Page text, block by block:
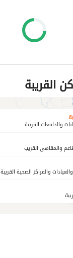
القريبة
والجامعات القريبة
والمقاهي القريب
والمراكز الصحية القريبة